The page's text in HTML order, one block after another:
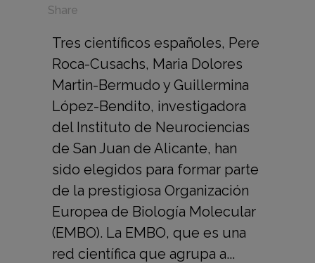
Share
Tres científicos españoles, Pere
Roca-Cusachs, Maria Dolores
Martin-Bermudo y Guillermina
López-Bendito, investigadora
del Instituto de Neurociencias
de San Juan de Alicante, han
sido elegidos para formar parte
de la prestigiosa Organización
Europea de Biología Molecular
(EMBO). La EMBO, que es una
red científica que agrupa a...